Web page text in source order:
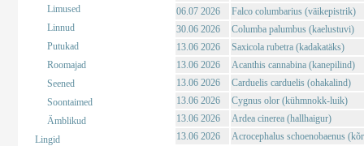
Limused
Linnud
Putukad
Roomajad
Seened
Soontaimed
Ämblikud
Lingid
06.07 2026
Falco columbarius (väikepistrik)
30.06 2026
Columba palumbus (kaelustuvi)
13.06 2026
Saxicola rubetra (kadakatäks)
13.06 2026
Acanthis cannabina (kanepilind)
13.06 2026
Carduelis carduelis (ohakalind)
13.06 2026
Cygnus olor (kühmnokk-luik)
13.06 2026
Ardea cinerea (hallhaigur)
13.06 2026
Acrocephalus schoenobaenus